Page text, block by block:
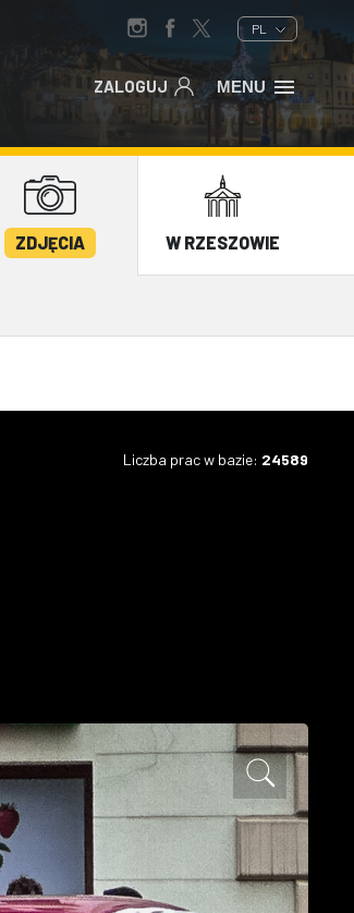
PL
ZALOGUJ MENU
ZDJĘCIA W RZESZOWIE
Liczba prac w bazie: 24589